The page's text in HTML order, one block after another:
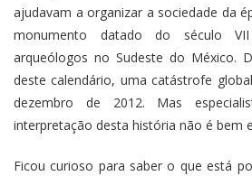
ajudavam a organizar a sociedade da
monumento datado do século
arqueólogos no Sudeste do México.
deste calendário, uma catástrofe
dezembro de 2012. Mas
interpretação desta história não é bem
Ficou curioso para saber o que está